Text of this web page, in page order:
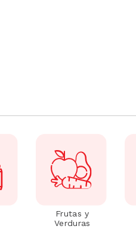
Frutas y
Verduras